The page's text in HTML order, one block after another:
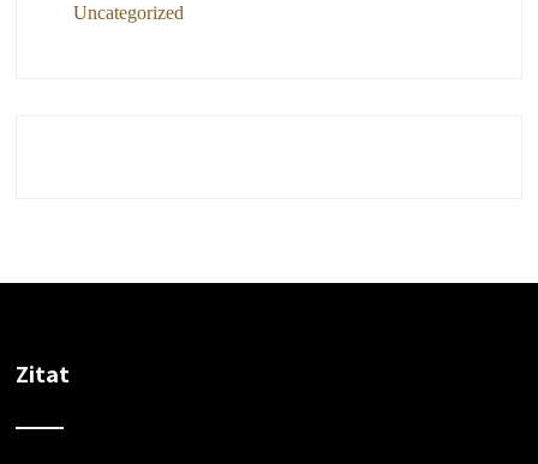
Uncategorized
Zitat